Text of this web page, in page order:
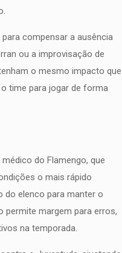
compensar a ausência
ou a improvisação de
o mesmo impacto que
time para jogar de forma
do Flamengo, que
o mais rápido
do elenco para manter o
permite margem para erros,
na temporada.